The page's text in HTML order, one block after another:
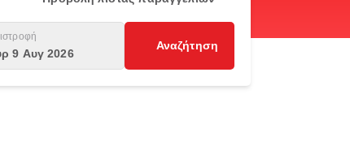
9 Αυγ 2026
Αναζήτηση